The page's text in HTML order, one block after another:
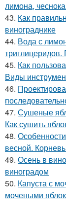
лимона,
43. Как
винограднике
44. Вода с
45. Как
Виды
46.
47. Сушеные
Как сушить
48.
весной.
49. Осень в
виноградом
50. Капуста с
мочеными